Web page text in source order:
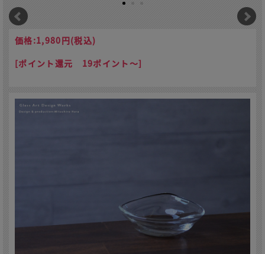
価格:1,980円(税込)
[ポイント還元 19ポイント～]